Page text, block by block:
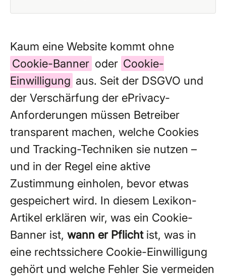
Kaum eine Website kommt ohne
Cookie-Banner oder Cookie-
Einwilligung aus. Seit der DSGVO und
der Verschärfung der ePrivacy-
Anforderungen müssen Betreiber
transparent machen, welche Cookies
und Tracking-Techniken sie nutzen –
und in der Regel eine aktive
Zustimmung einholen, bevor etwas
gespeichert wird. In diesem Lexikon-
Artikel erklären wir, was ein Cookie-
Banner ist, wann er Pflichtist, was in
eine rechtssichere Cookie-Einwilligung
gehört und welche Fehler Sie vermeiden